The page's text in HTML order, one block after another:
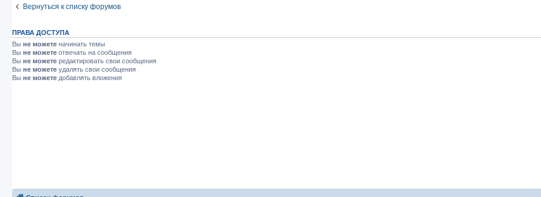
Вернуться к списку форумов
ПРАВА ДОСТУПА
Вы не можете начинать темы
Вы не можете отвечать на сообщения
Вы не можете редактировать свои сообщения
Вы не можете удалять свои сообщения
Вы не можете добавлять вложения